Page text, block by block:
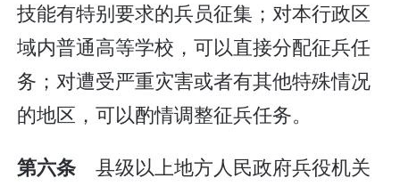
技能有特别要求的兵员征集；对本行政区
域内普通高等学校，可以直接分配征兵任
务；对遭受严重灾害或者有其他特殊情况
的地区，可以酌情调整征兵任务。
第六条 县级以上地方人民政府兵役机关